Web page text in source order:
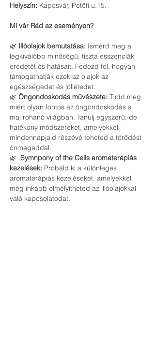
Helyszín: Kaposvár, Petőfi u.15.
Mi vár Rád az eseményen?
🌿 Illóolajok bemutatása: Ismerd meg a
legkiválóbb minőségű, tiszta esszenciák
eredetét és hatásait. Fedezd fel, hogyan
támogathatják ezek az olajok az
egészségedet és jóllétedet.
🌿 Öngondoskodás művészete: Tudd meg,
miért olyan fontos az öngondoskodás a
mai rohanó világban. Tanulj egyszerű, de
hatékony módszereket, amelyekkel
mindennapjaid részévé teheted a törődést
önmagaddal.
🌿 Symnpony of the Cells aromaterápiás
kezelések: Próbáld ki a különleges
aromaterápiás kezeléseket, amelyekkel
még inkább elmélyítheted az illóolajokkal
való kapcsolatodat.